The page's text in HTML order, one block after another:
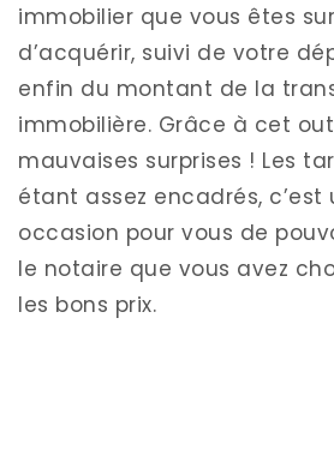
immobilier que vous êtes
d’acquérir, suivi de votre
enfin du montant de la
immobilière. Grâce à cet
mauvaises surprises ! Les
étant assez encadrés, c’est
occasion pour vous de
le notaire que vous avez
les bons prix.